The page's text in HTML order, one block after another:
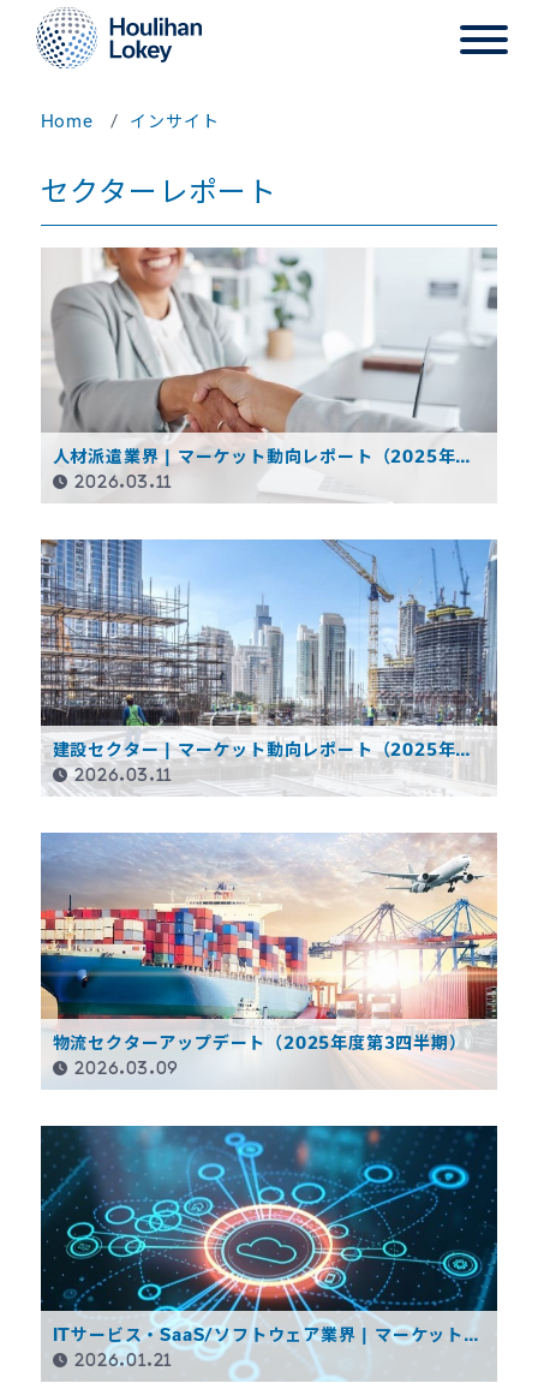
Home インサイト
セクターレポート
人材派遣業界 | マーケット動向レポート（2025年度
第3四半期）
2026.03.11
建設セクター | マーケット動向レポート（2025年度
第3四半期）
2026.03.11
物流セクターアップデート（2025年度第3四半期）
2026.03.09
ITサービス・SaaS/ソフトウェア業界 | マーケット動
向レポート（2025年冬季）
2026.01.21